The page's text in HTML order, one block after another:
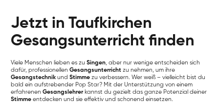
Jetzt in Taufkirchen
Gesangsunterricht finden
Viele Menschen lieben es zuSingen, aber nur wenige entscheiden sich
dafür, professionellenGesangsunterricht zu nehmen, um ihre
Gesangstechnik undStimme zu verbessern. Wer weiß – vielleicht bist du
bald ein aufstrebender Pop Star? Mit der Unterstützung von einem
erfahrenenGesangslehrer kannst du gezielt das ganze Potenzial deiner
Stimme entdecken und sie effektiv und schonend einsetzen.